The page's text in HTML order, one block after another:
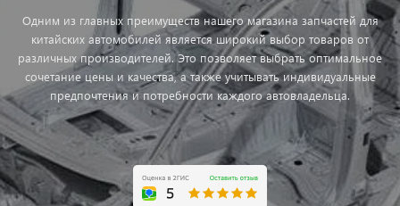
Одним из главных преимуществ нашего магазина запчастей для
китайских автомобилей является широкий выбор товаров от
различных производителей. Это позволяет выбрать оптимальное
сочетание цены и качества, а также учитывать индивидуальные
предпочтения и потребности каждого автовладельца.